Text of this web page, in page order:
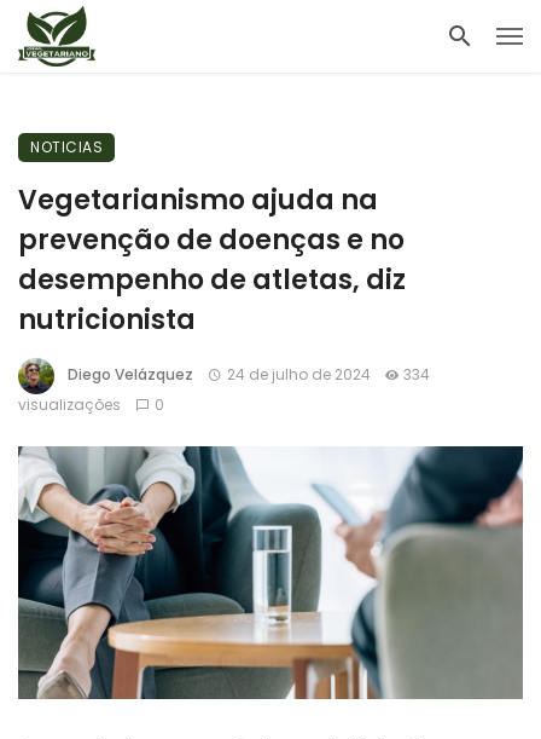
NOTICIAS
Vegetarianismo ajuda na
prevenção de doenças e no
desempenho de atletas, diz
nutricionista
Diego Velázquez 24 de julho de 2024
334
visualizações
0